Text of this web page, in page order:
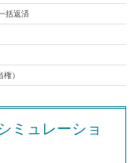
括返済
）
ミュレーショ